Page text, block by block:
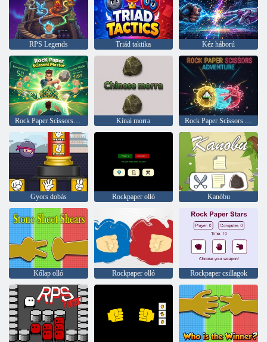
RPS Legends Triád taktika Kéz háború
Rock Paper Scissors Master Kínai morra Rock Paper Scissors Adventure
Gyors dobás Rockpaper olló Kanóbu
Kőlap olló Rockpaper olló Rockpaper csillagok